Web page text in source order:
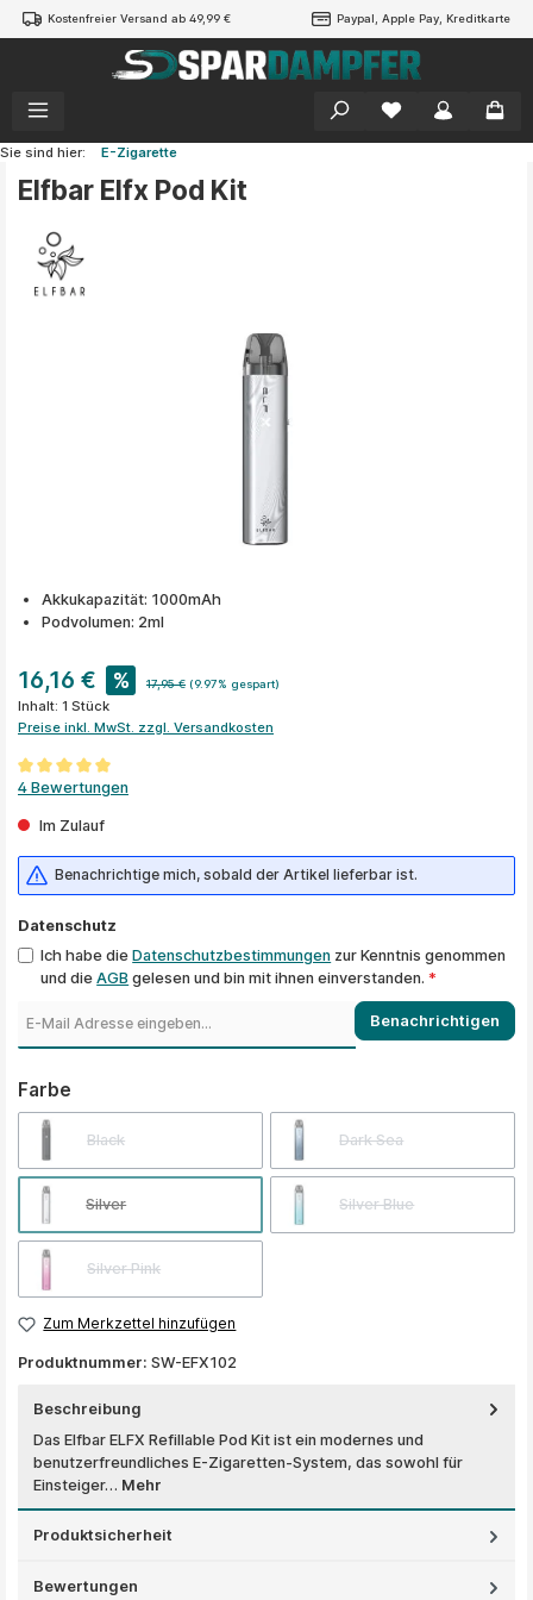
springen
Kostenfreier Versand ab 49,99 € Paypal, Apple Pay, Kreditkarte
Sie sind hier: E-Zigarette
Elfbar Elfx Pod Kit
Akkukapazität: 1000mAh
Podvolumen: 2ml
16,16 € % 17,95 € (9.97% gespart)
Inhalt: 1 Stück
Preise inkl. MwSt. zzgl. Versandkosten
Durchschnittliche Bewertung von 5 von 5 Sternen
4 Bewertungen
Im Zulauf
Benachrichtige mich, sobald der Artikel lieferbar ist.
Datenschutz
Ich habe dieDatenschutzbestimmungen zur Kenntnis genommen
und dieAGB gelesen und bin mit ihnen einverstanden.*
Benachrichtigen
Farbe
Black Dark Sea
Silver Silver Blue
Silver Pink
Zum Merkzettel hinzufügen
Produktnummer: SW-EFX102
Beschreibung
Das Elfbar ELFX Refillable Pod Kit ist ein modernes und
benutzerfreundliches E-Zigaretten-System, das sowohl für
Einsteiger… Mehr
Produktsicherheit
Bewertungen